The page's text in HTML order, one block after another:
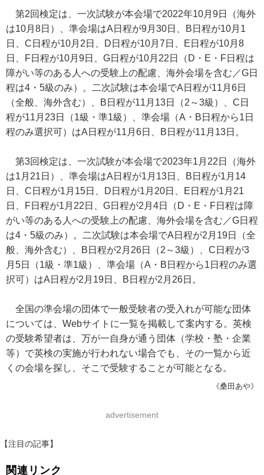
第2回検定は、一次試験が本会場で2022年10月9日（海外
は10月8日）、準会場はA日程が9月30日、B日程が10月1
日、C日程が10月2日、D日程が10月7日、E日程が10月8
日、F日程が10月9日、G日程が10月22日（D・E・F日程は
障がい等のある人への受験上の配慮、海外会場を含む／G日
程は4・5級のみ）。二次試験は本会場でA日程が11月6日
（全般、海外含む）、B日程が11月13日（2～3級）、C日
程が11月23日（1級・準1級）、準会場（A・B日程から1日
程のみ選択可）はA日程が11月6日、B日程が11月13日。
第3回検定は、一次試験が本会場で2023年1月22日（海外
は1月21日）、準会場はA日程が1月13日、B日程が1月14
日、C日程が1月15日、D日程が1月20日、E日程が1月21
日、F日程が1月22日、G日程が2月4日（D・E・F日程は障
がい等のある人への受験上の配慮、海外会場を含む／G日程
は4・5級のみ）。二次試験は本会場でA日程が2月19日（全
般、海外含む）、B日程が2月26日（2～3級）、C日程が3
月5日（1級・準1級）、準会場（A・B日程から1日程のみ選
択可）はA日程が2月19日、B日程が2月26日。
全国の準会場の団体で一般受験者の受入れが可能な団体
については、Webサイトに一覧を掲載して案内する。英検
の受験希望者は、万が一自身が通う団体（学校・塾・企業
等）で英検の実施が行われない場合でも、その一覧から近
くの会場を探し、そこで受験することが可能となる。
《桑田あや》
advertisement
【注目の記事】
関連リンク